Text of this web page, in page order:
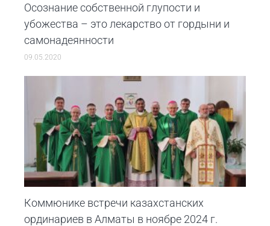
Осознание собственной глупости и
убожества – это лекарство от гордыни и
самонадеянности
09.05.2020
Коммюнике встречи казахстанских
ординариев в Алматы в ноябре 2024 г.